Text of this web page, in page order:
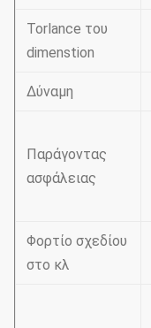
Torlance του
dimenstion
Δύναμη
Παράγοντας
ασφάλειας
Φορτίο σχεδίου
στο κλ